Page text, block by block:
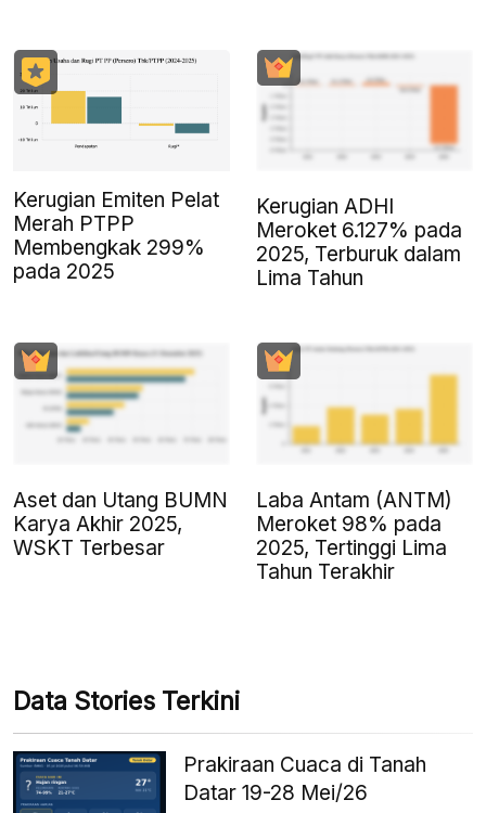
Kerugian Emiten Pelat
Merah PTPP
Membengkak 299%
pada 2025
Kerugian ADHI
Meroket 6.127% pada
2025, Terburuk dalam
Lima Tahun
Aset dan Utang BUMN
Karya Akhir 2025,
WSKT Terbesar
Laba Antam (ANTM)
Meroket 98% pada
2025, Tertinggi Lima
Tahun Terakhir
Data Stories Terkini
Prakiraan Cuaca di Tanah
Datar 19-28 Mei/26